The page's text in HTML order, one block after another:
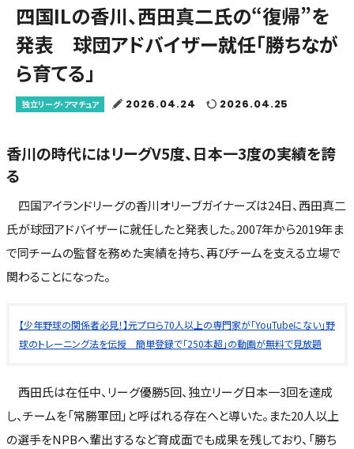
四国ILの香川、西田真二氏の“復帰”を
発表 球団アドバイザー就任「勝ちなが
ら育てる」
独立リーグ・アマチュア 2026.04.24 2026.04.25
香川の時代にはリーグV5度、日本一3度の実績を誇
る
四国アイランドリーグの香川オリーブガイナーズは24日、西田真二
氏が球団アドバイザーに就任したと発表した。2007年から2019年ま
で同チームの監督を務めた実績を持ち、再びチームを支える立場で
関わることになった。
【少年野球の関係者必見！】元プロら70人以上の専門家が「YouTubeにない」野
球のトレーニング法を伝授 簡単登録で「250本超」の動画が無料で見放題
西田氏は在任中、リーグ優勝5回、独立リーグ日本一3回を達成
し、チームを「常勝軍団」と呼ばれる存在へと導いた。また20人以上
の選手をNPBへ輩出するなど育成面でも成果を残しており、「勝ち